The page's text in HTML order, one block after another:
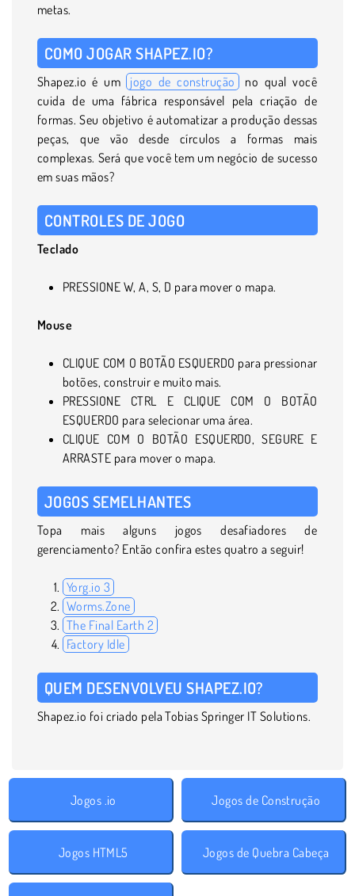
metas.
COMO JOGAR SHAPEZ.IO?
Shapez.io é um jogo de construção no qual você
cuida de uma fábrica responsável pela criação de
formas. Seu objetivo é automatizar a produção dessas
peças, que vão desde círculos a formas mais
complexas. Será que você tem um negócio de sucesso
em suas mãos?
CONTROLES DE JOGO
Teclado
PRESSIONE W, A, S, D para mover o mapa.
Mouse
CLIQUE COM O BOTÃO ESQUERDO para pressionar
botões, construir e muito mais.
PRESSIONE CTRL E CLIQUE COM O BOTÃO
ESQUERDO para selecionar uma área.
CLIQUE COM O BOTÃO ESQUERDO, SEGURE E
ARRASTE para mover o mapa.
JOGOS SEMELHANTES
Topa mais alguns jogos desafiadores de
gerenciamento? Então confira estes quatro a seguir!
Yorg.io 3
Worms.Zone
The Final Earth 2
Factory Idle
QUEM DESENVOLVEU SHAPEZ.IO?
Shapez.io foi criado pela Tobias Springer IT Solutions.
Jogos .io Jogos de Construção
Jogos HTML5 Jogos de Quebra Cabeça